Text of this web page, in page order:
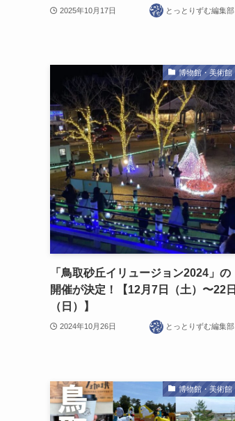
2025年10月17日 とっとりずむ編集部
博物館・美術館
「鳥取砂丘イリュージョン2024」の
開催が決定！【12月7日（土）〜22日
（日）】
2024年10月26日 とっとりずむ編集部
博物館・美術館